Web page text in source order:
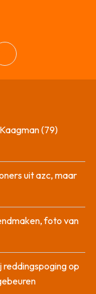
(79)
uit azc, maar
foto van
op